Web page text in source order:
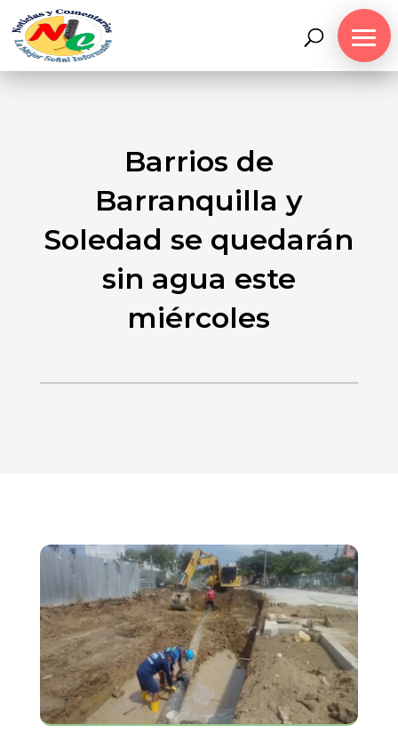
Barrios de
Barranquilla y
Soledad se quedarán
sin agua este
miércoles